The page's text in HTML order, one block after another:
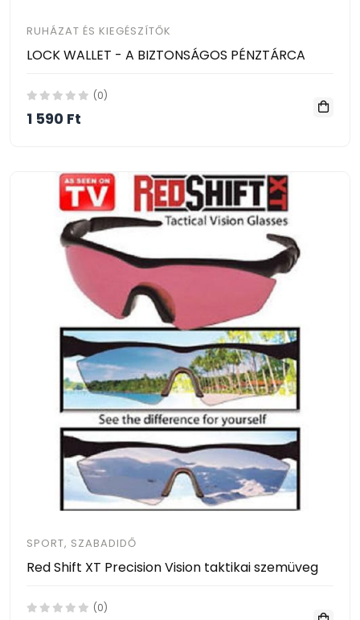
RUHÁZAT ÉS KIEGÉSZÍTŐK
LOCK WALLET - A BIZTONSÁGOS PÉNZTÁRCA
(0)
1 590 Ft
SPORT, SZABADIDŐ
Red Shift XT Precision Vision taktikai szemüveg
(0)